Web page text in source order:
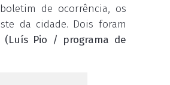
de ocorrência, os
da cidade. Dois foram
(Luís Pio / programa de